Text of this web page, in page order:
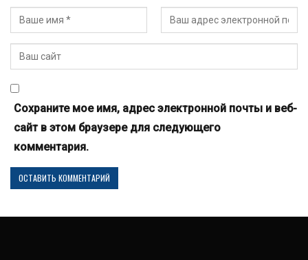
Сохраните мое имя, адрес электронной почты и веб-
сайт в этом браузере для следующего
комментария.